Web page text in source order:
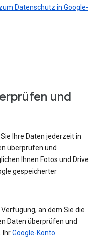
Datenschutz in Google-
und
Ihre Daten jederzeit in
überprüfen und
Ihnen Fotos und Drive
gespeicherter
an dem Sie die
Daten überprüfen und
IhrGoogle-Konto